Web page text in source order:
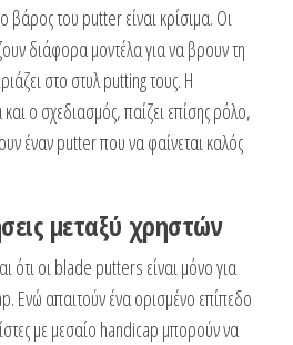
βάρος του putter είναι κρίσιμα. Οι
διάφορα μοντέλα για να βρουν τη
στο στυλ putting τους. Η
ο σχεδιασμός, παίζει επίσης ρόλο,
έναν putter που να φαίνεται καλός
μεταξύ χρηστών
ότι οι blade putters είναι μόνο για
Ενώ απαιτούν ένα ορισμένο επίπεδο
με μεσαίο handicap μπορούν να